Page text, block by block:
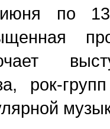
по 13
рок-